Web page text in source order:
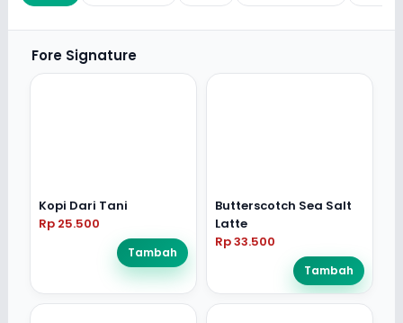
Fore Signature
Kopi Dari Tani
Rp 25.500
Tambah
Butterscotch Sea Salt
Latte
Rp 33.500
Tambah